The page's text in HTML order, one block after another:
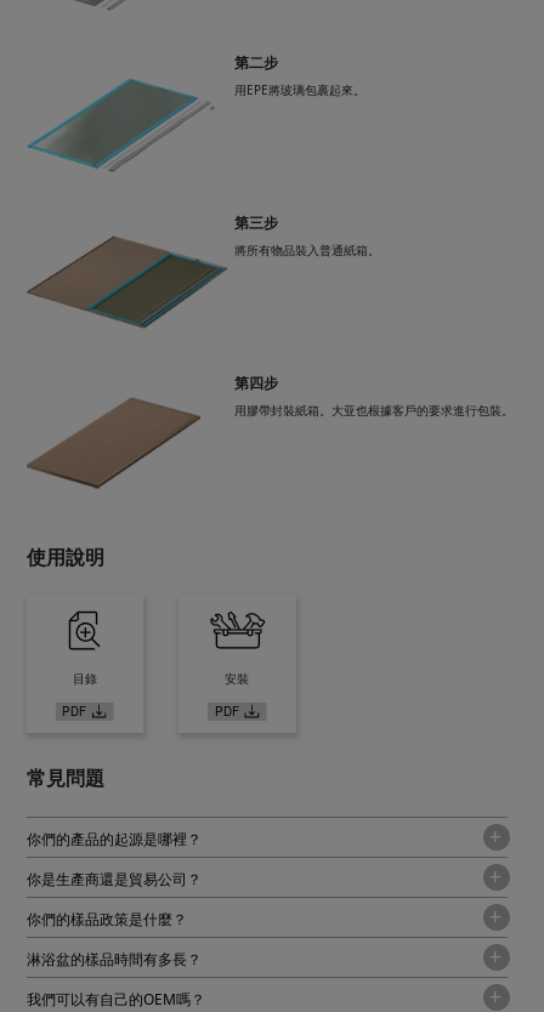
第二步
用EPE將玻璃包裹起來。
第三步
將所有物品裝入普通紙箱。
第四步
用膠帶封裝紙箱。大亚也根據客戶的要求進行包裝。
使用說明
目錄 安裝
常見問題
你們的產品的起源是哪裡？
你是生產商還是貿易公司？
你們的樣品政策是什麼？
淋浴盆的樣品時間有多長？
我們可以有自己的OEM嗎？